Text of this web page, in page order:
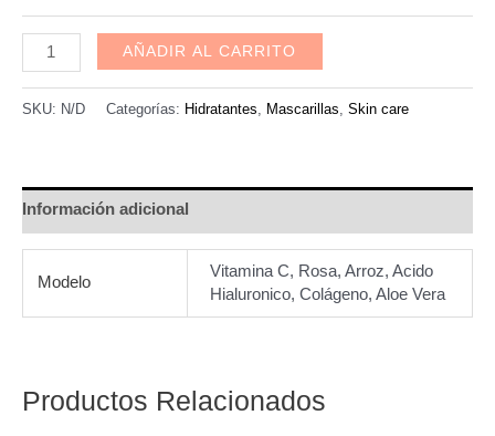
Mascarilla
Facial
3
Limpiador
Sérum
Máscara
cantidad
AÑADIR AL CARRITO
SKU: N/D Categorías: Hidratantes Mascarillas Skin care
Información adicional
Modelo
Vitamina C, Rosa, Arroz, Acido
Hialuronico, Colágeno, Aloe Vera
Productos Relacionados